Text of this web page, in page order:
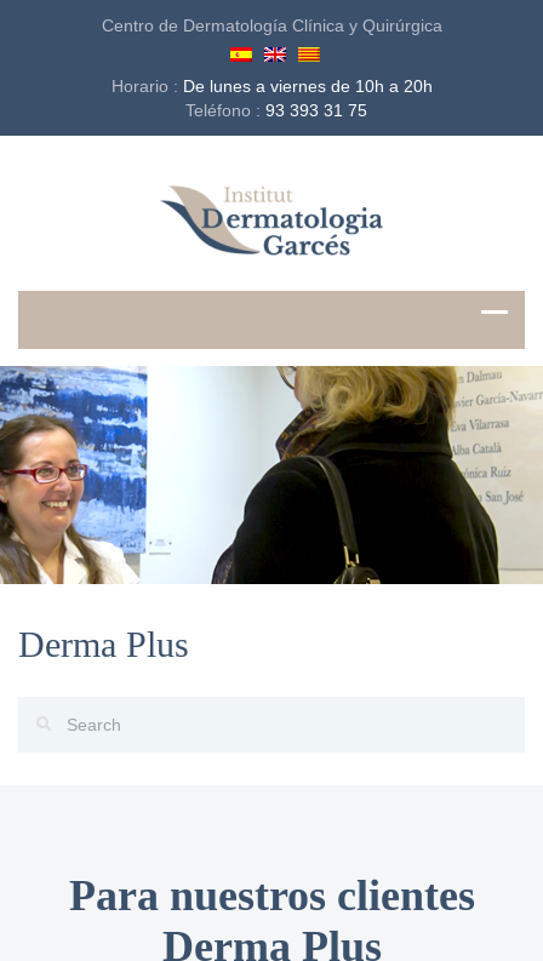
Centro de Dermatología Clínica y Quirúrgica
Horario : De lunes a viernes de 10h a 20h
Teléfono : 93 393 31 75
Derma Plus
Para nuestros clientes
Derma Plus